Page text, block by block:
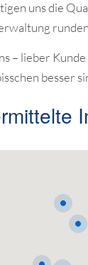
uns die
– lieber
besser